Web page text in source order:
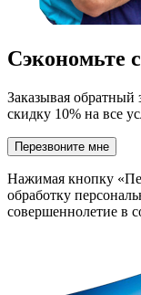
Сэкономьте
Заказывая обратный
скидку 10% на все
Перезвоните мне
Нажимая кнопку
обработку
совершеннолетие в